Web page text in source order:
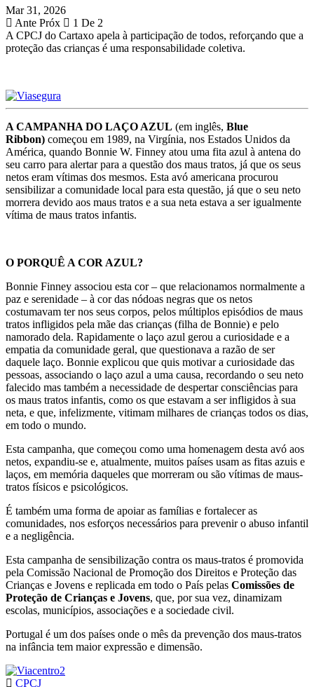
Mar 31, 2026
Ante Próx
1 De 2
A CPCJ do Cartaxo apela à participação de todos, reforçando que a
proteção das crianças é uma responsabilidade coletiva.
A CAMPANHA DO LAÇO AZUL (em inglês, Blue
Ribbon) começou em 1989, na Virgínia, nos Estados Unidos da
América, quando Bonnie W. Finney atou uma fita azul à antena do
seu carro para alertar para a questão dos maus tratos, já que os seus
netos eram vítimas dos mesmos. Esta avó americana procurou
sensibilizar a comunidade local para esta questão, já que o seu neto
morrera devido aos maus tratos e a sua neta estava a ser igualmente
vítima de maus tratos infantis.
O PORQUÊ A COR AZUL?
Bonnie Finney associou esta cor – que relacionamos normalmente a
paz e serenidade – à cor das nódoas negras que os netos
costumavam ter nos seus corpos, pelos múltiplos episódios de maus
tratos infligidos pela mãe das crianças (filha de Bonnie) e pelo
namorado dela. Rapidamente o laço azul gerou a curiosidade e a
empatia da comunidade geral, que questionava a razão de ser
daquele laço. Bonnie explicou que quis motivar a curiosidade das
pessoas, associando o laço azul a uma causa, recordando o seu neto
falecido mas também a necessidade de despertar consciências para
os maus tratos infantis, como os que estavam a ser infligidos à sua
neta, e que, infelizmente, vitimam milhares de crianças todos os dias,
em todo o mundo.
Esta campanha, que começou como uma homenagem desta avó aos
netos, expandiu-se e, atualmente, muitos países usam as fitas azuis e
laços, em memória daqueles que morreram ou são vítimas de maus-
tratos físicos e psicológicos.
É também uma forma de apoiar as famílias e fortalecer as
comunidades, nos esforços necessários para prevenir o abuso infantil
e a negligência.
Esta campanha de sensibilização contra os maus-tratos é promovida
pela Comissão Nacional de Promoção dos Direitos e Proteção das
Crianças e Jovens e replicada em todo o País pelas Comissões de
Proteção de Crianças e Jovens, que, por sua vez, dinamizam
escolas, municípios, associações e a sociedade civil.
Portugal é um dos países onde o mês da prevenção dos maus-tratos
na infância tem maior expressão e dimensão.
CPCJ